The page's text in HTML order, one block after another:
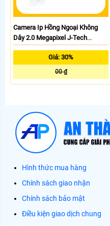
Camera Ip Hồng Ngoại Không
Dây 2.0 Megapixel J-Tech
Giá: 30%
00 ₫
Hình thức mua hàng
Chính sách giao nhận
Chính sách bảo mật
Điều kiện giao dịch chung